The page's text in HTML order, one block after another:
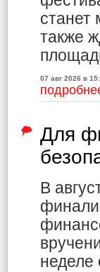
станет
также
07 авг 2026 в
Для
В
неделе